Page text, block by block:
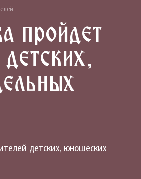
пройдет
детских, юношеских